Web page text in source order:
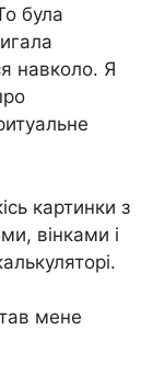
була
навколо. Я
картинки з
вінками і
мене